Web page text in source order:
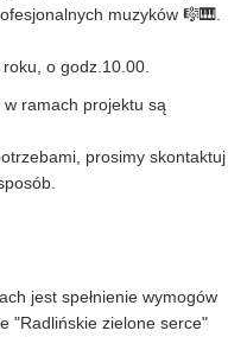
muzyków 🎼🎹.
o godz.10.00.
ramach projektu są
prosimy skontaktuj
jest spełnienie wymogów
"Radlińskie zielone serce"